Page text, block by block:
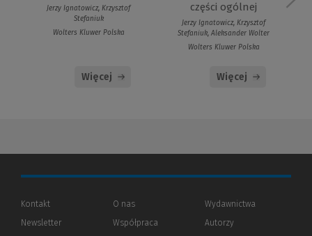
Jerzy Ignatowicz, Krzysztof
Stefaniuk
Wolters Kluwer Polska
Więcej
części ogólnej
Jerzy Ignatowicz, Krzysztof
Stefaniuk, Aleksander Wolter
Wolters Kluwer Polska
Więcej
Kontakt
Newsletter
O nas
Współpraca
Wydawnictwa
Autorzy